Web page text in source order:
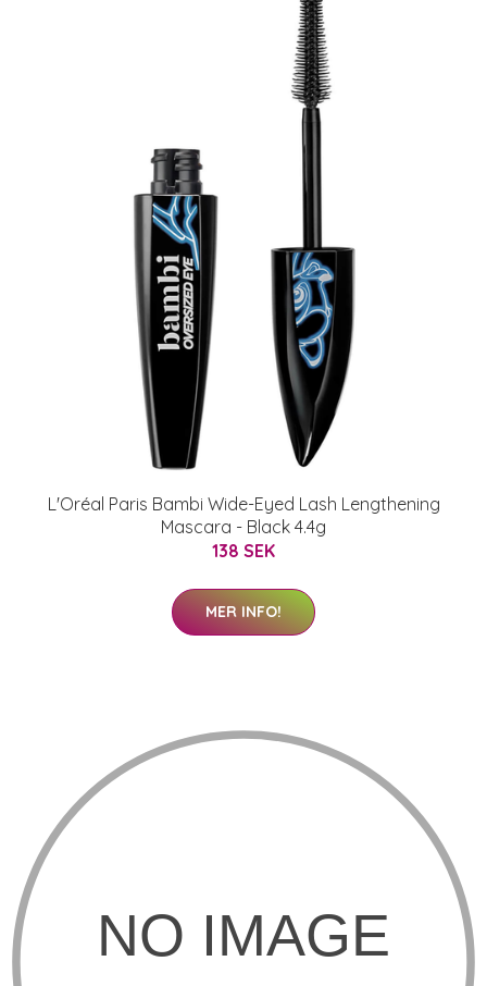
L'Oréal Paris Bambi Wide-Eyed Lash Lengthening
Mascara - Black 4.4g
138 SEK
MER INFO!